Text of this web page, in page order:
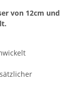
von 12cm und